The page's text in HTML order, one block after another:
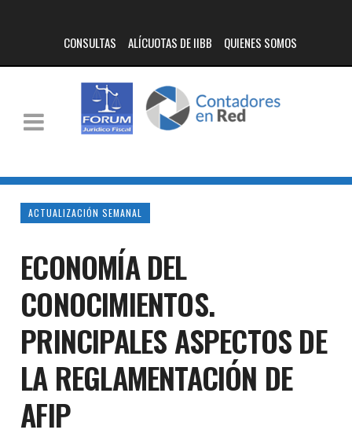
CONSULTAS ALÍCUOTAS DE IIBB QUIENES SOMOS
ACTUALIZACIÓN SEMANAL
ECONOMÍA DEL
CONOCIMIENTOS.
PRINCIPALES ASPECTOS DE
LA REGLAMENTACIÓN DE
AFIP